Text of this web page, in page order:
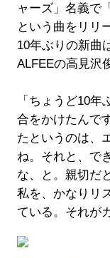
ャーズ」名義で
という曲をリリ
10年ぶりの新曲
ALFEEの高見沢
「ちょうど10
合をかけたんで
たというのは、
ね。それと、で
な、と。親切だ
私を、かなりリ
ている。それが